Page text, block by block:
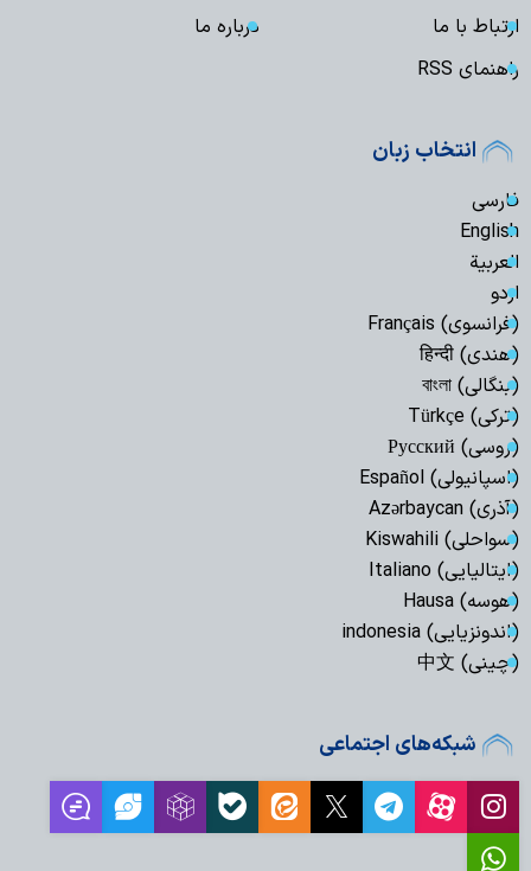
ارتباط با ما
درباره ما
راهنمای RSS
انتخاب زبان
فارسی
English
العربیة
اردو
(فرانسوی) Français
(هندی) हिन्दी
(بنگالی) বাংলা
(ترکی) Türkçe
(روسی) Русский
(اسپانیولی) Español
(آذری) Azərbaycan
(سواحلی) Kiswahili
(ایتالیایی) Italiano
(هوسه) Hausa
(اندونزیایی) indonesia
(چینی) 中文
شبکه‌های اجتماعی